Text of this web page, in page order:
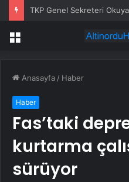
Menü
Anasayfa / Haber
Haber
Fas’taki
kurtarma
sürüyor